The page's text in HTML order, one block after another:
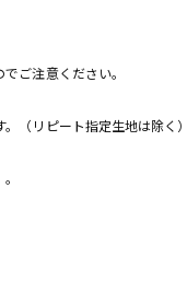
ご注意ください。
（リピート指定生地は除く）